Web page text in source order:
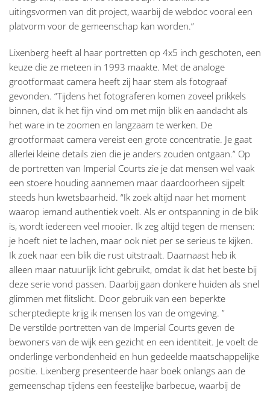
uitingsvormen van dit project, waarbij de webdoc vooral een
platvorm voor de gemeenschap kan worden.”
Lixenberg heeft al haar portretten op 4x5 inch geschoten, een
keuze die ze meteen in 1993 maakte. Met de analoge
grootformaat camera heeft zij haar stem als fotograaf
gevonden. “Tijdens het fotograferen komen zoveel prikkels
binnen, dat ik het fijn vind om met mijn blik en aandacht als
het ware in te zoomen en langzaam te werken. De
grootformaat camera vereist een grote concentratie. Je gaat
allerlei kleine details zien die je anders zouden ontgaan.” Op
de portretten van Imperial Courts zie je dat mensen wel vaak
een stoere houding aannemen maar daardoorheen sijpelt
steeds hun kwetsbaarheid. “Ik zoek altijd naar het moment
waarop iemand authentiek voelt. Als er ontspanning in de blik
is, wordt iedereen veel mooier. Ik zeg altijd tegen de mensen:
je hoeft niet te lachen, maar ook niet per se serieus te kijken.
Ik zoek naar een blik die rust uitstraalt. Daarnaast heb ik
alleen maar natuurlijk licht gebruikt, omdat ik dat het beste bij
deze serie vond passen. Daarbij gaan donkere huiden als snel
glimmen met flitslicht. Door gebruik van een beperkte
scherptediepte krijg ik mensen los van de omgeving. ”
De verstilde portretten van de Imperial Courts geven de
bewoners van de wijk een gezicht en een identiteit. Je voelt de
onderlinge verbondenheid en hun gedeelde maatschappelijke
positie. Lixenberg presenteerde haar boek onlangs aan de
gemeenschap tijdens een feestelijke barbecue, waarbij de